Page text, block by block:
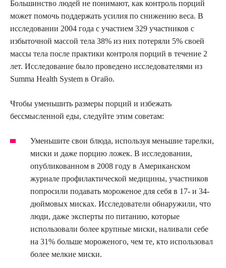
Большинство людей не понимают, как контроль порций
может помочь поддержать усилия по снижению веса. В
исследовании 2004 года с участием 329 участников с
избыточной массой тела 38% из них потеряли 5% своей
массы тела после практики контроля порций в течение 2
лет. Исследование было проведено исследователями из
Summa Health System в Огайо.
Чтобы уменьшить размеры порций и избежать
бессмысленной еды, следуйте этим советам:
Уменьшите свои блюда, используя меньшие тарелки,
миски и даже порцию ложек. В исследовании,
опубликованном в 2008 году в Американском
журнале профилактической медицины, участников
попросили подавать мороженое для себя в 17- и 34-
дюймовых мисках. Исследователи обнаружили, что
люди, даже эксперты по питанию, которые
использовали более крупные миски, наливали себе
на 31% больше мороженого, чем те, кто использовал
более мелкие миски.